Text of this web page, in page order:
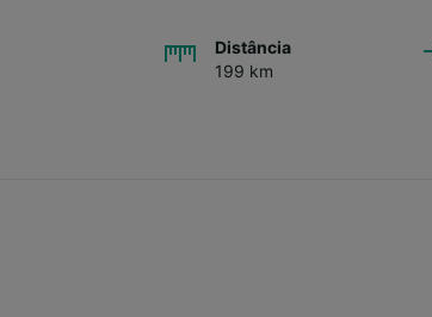
Distância
199 km